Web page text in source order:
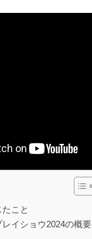
こと
イショウ2024の概要